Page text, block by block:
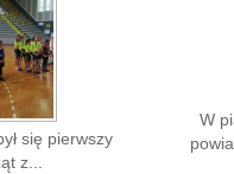
się pierwszy
z...
W